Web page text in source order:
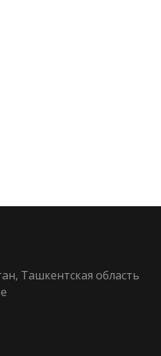
Ташкентская область